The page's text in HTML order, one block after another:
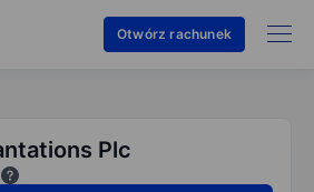
Otwórz rachunek
Plc